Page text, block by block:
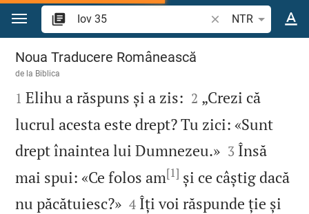
Sari la conținut
Căutați un verset
NTR
Iov 35
Noua Traducere Românească
de la Biblica

1 Elihu a răspuns și a zis: 

2 „Crezi că
lucrul acesta este drept? Tu zici: «Sunt
drept înaintea lui Dumnezeu.»
3 Însă
mai spui: «Ce folos am[1] și ce câștig dacă
nu păcătuiesc?»
4 Îți voi răspunde ție și